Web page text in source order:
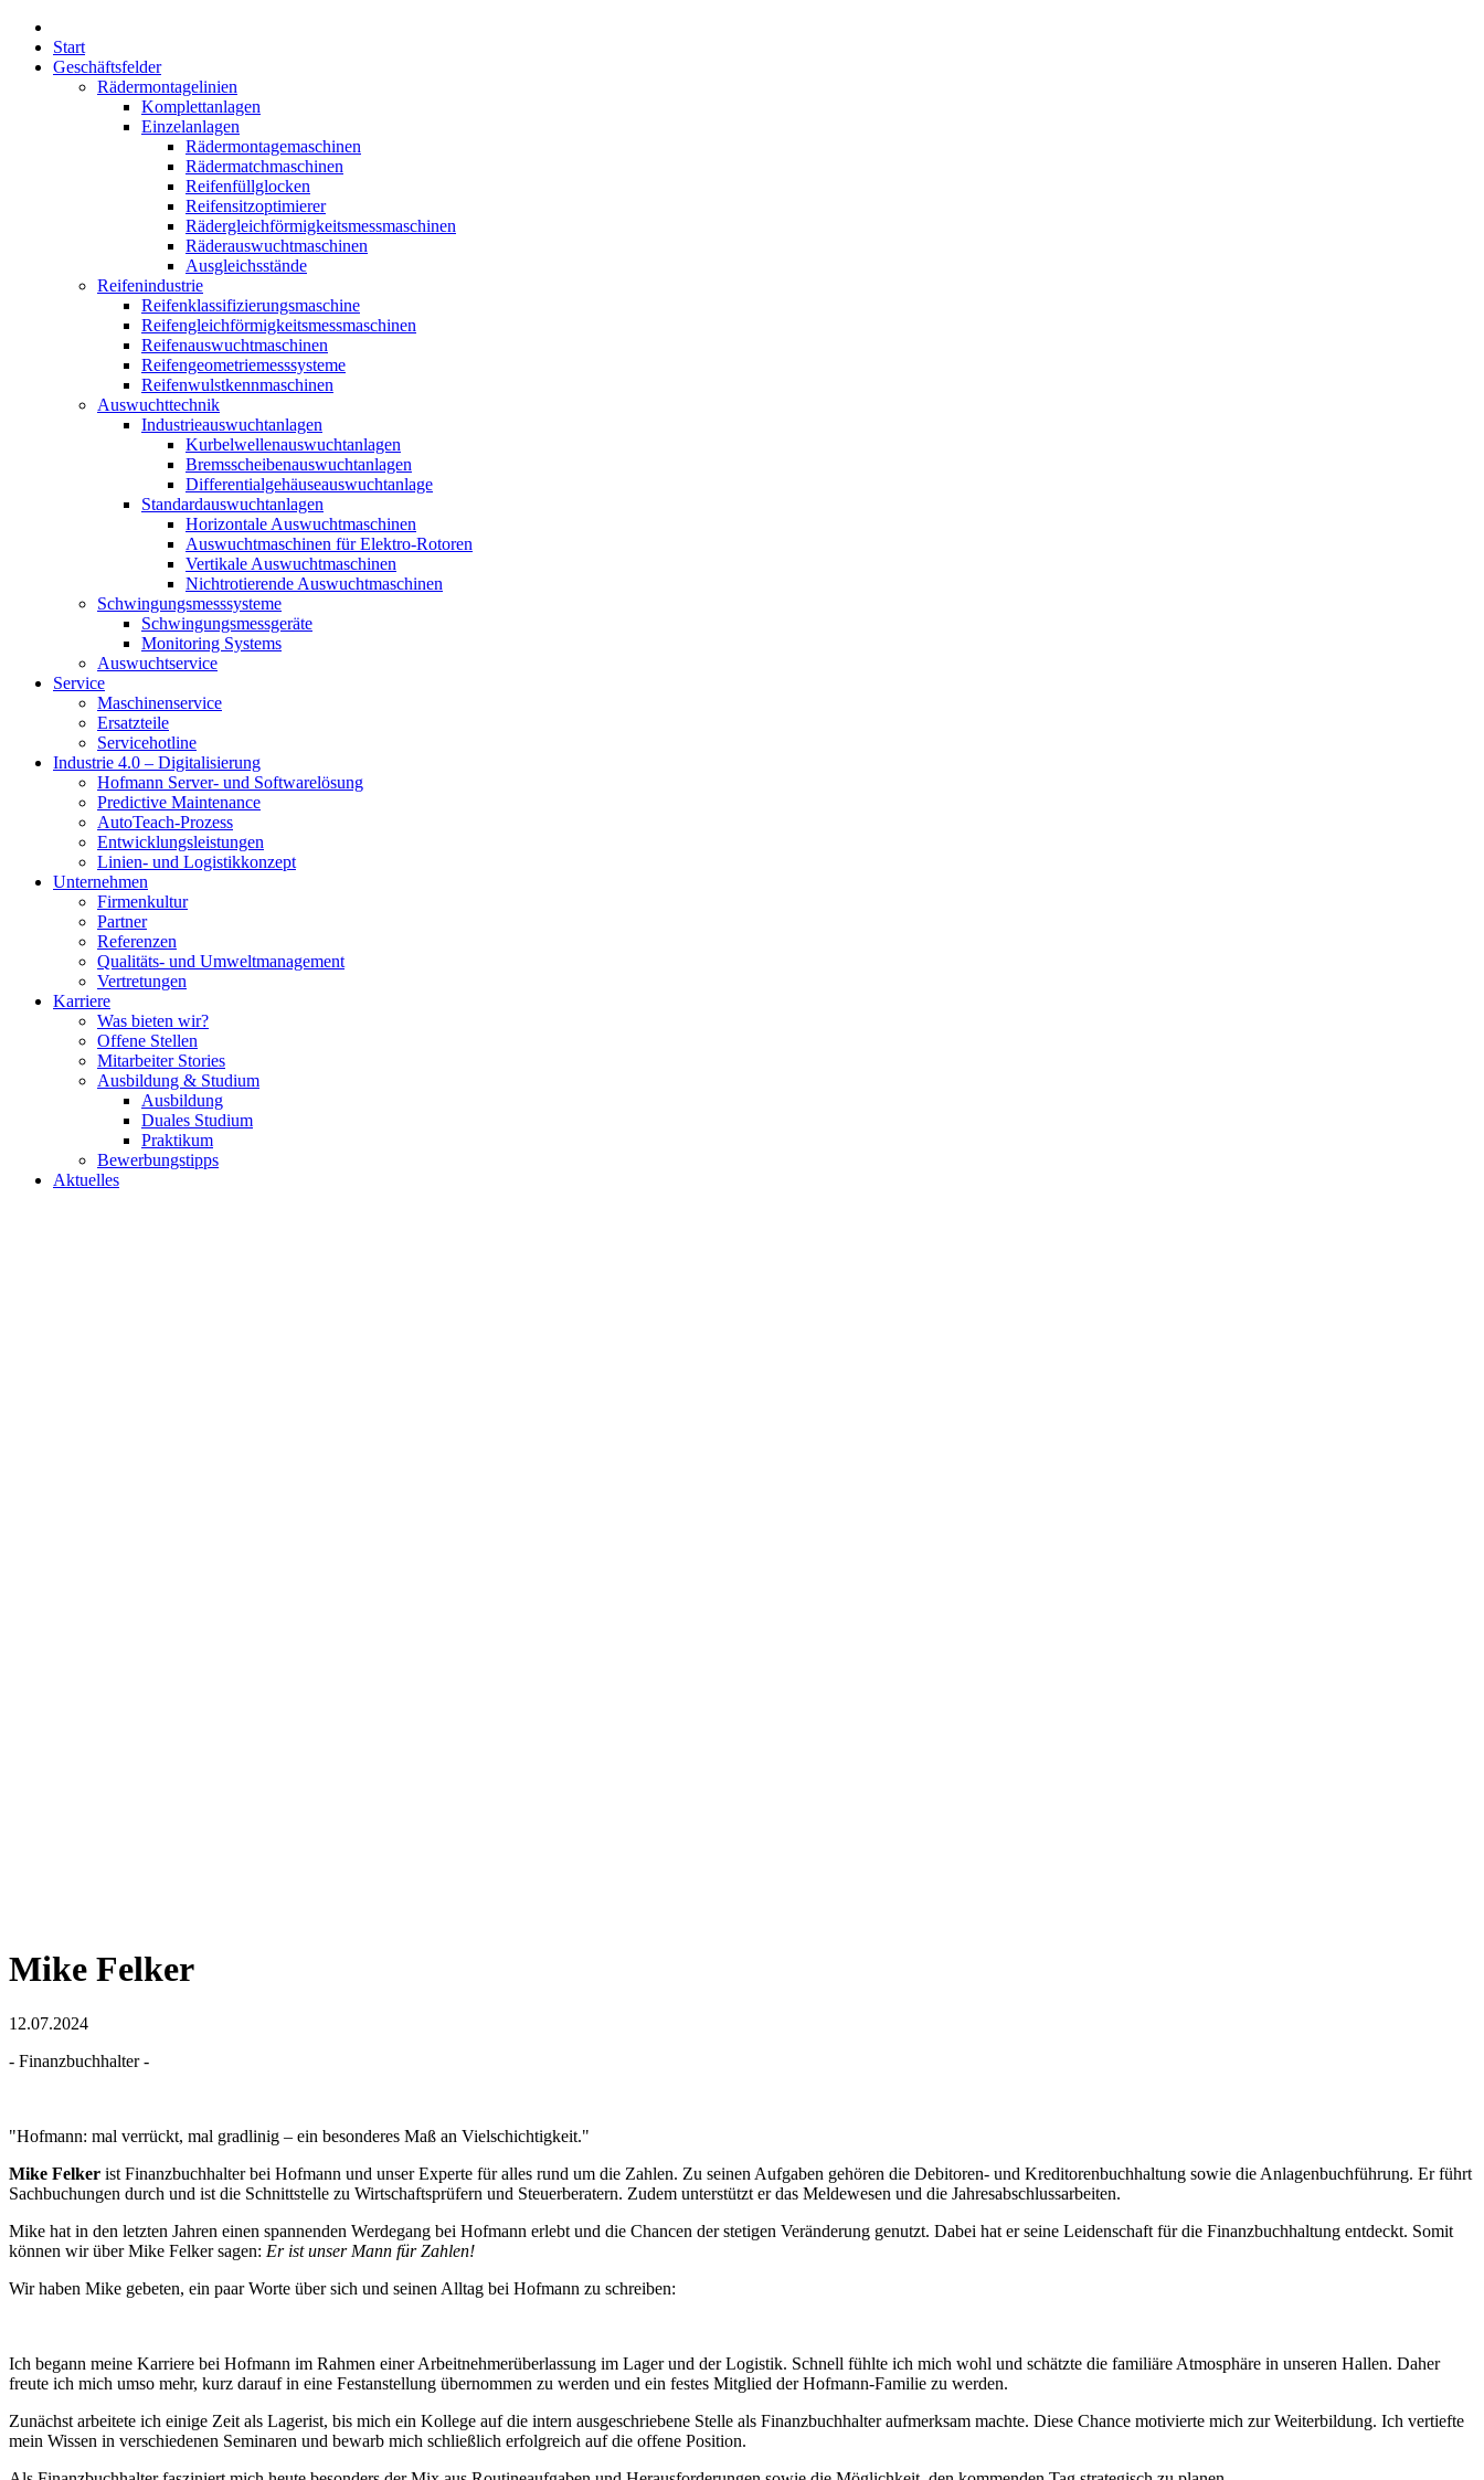
Start
Geschäftsfelder
Rädermontagelinien
Komplettanlagen
Einzelanlagen
Rädermontagemaschinen
Rädermatchmaschinen
Reifenfüllglocken
Reifensitzoptimierer
Rädergleichförmigkeitsmessmaschinen
Räderauswuchtmaschinen
Ausgleichsstände
Reifenindustrie
Reifenklassifizierungsmaschine
Reifengleichförmigkeitsmessmaschinen
Reifenauswuchtmaschinen
Reifengeometriemesssysteme
Reifenwulstkennmaschinen
Auswuchttechnik
Industrieauswuchtanlagen
Kurbelwellenauswuchtanlagen
Bremsscheibenauswuchtanlagen
Differentialgehäuseauswuchtanlage
Standardauswuchtanlagen
Horizontale Auswuchtmaschinen
Auswuchtmaschinen für Elektro-Rotoren
Vertikale Auswuchtmaschinen
Nichtrotierende Auswuchtmaschinen
Schwingungsmesssysteme
Schwingungsmessgeräte
Monitoring Systems
Auswuchtservice
Service
Maschinenservice
Ersatzteile
Servicehotline
Industrie 4.0 – Digitalisierung
Hofmann Server- und Softwarelösung
Predictive Maintenance
AutoTeach-Prozess
Entwicklungsleistungen
Linien- und Logistikkonzept
Unternehmen
Firmenkultur
Partner
Referenzen
Qualitäts- und Umweltmanagement
Vertretungen
Karriere
Was bieten wir?
Offene Stellen
Mitarbeiter Stories
Ausbildung & Studium
Ausbildung
Duales Studium
Praktikum
Bewerbungstipps
Aktuelles
Mike Felker
12.07.2024
- Finanzbuchhalter -
"Hofmann: mal verrückt, mal gradlinig – ein besonderes Maß an Vielschichtigkeit."
Mike Felker ist Finanzbuchhalter bei Hofmann und unser Experte für alles rund um die Zahlen. Zu seinen Aufgaben gehören die Debitoren- und Kreditorenbuchhaltung sowie die Anlagenbuchführung. Er führt
Sachbuchungen durch und ist die Schnittstelle zu Wirtschaftsprüfern und Steuerberatern. Zudem unterstützt er das Meldewesen und die Jahresabschlussarbeiten.
Mike hat in den letzten Jahren einen spannenden Werdegang bei Hofmann erlebt und die Chancen der stetigen Veränderung genutzt. Dabei hat er seine Leidenschaft für die Finanzbuchhaltung entdeckt. Somit
können wir über Mike Felker sagen: Er ist unser Mann für Zahlen!
Wir haben Mike gebeten, ein paar Worte über sich und seinen Alltag bei Hofmann zu schreiben:
Ich begann meine Karriere bei Hofmann im Rahmen einer Arbeitnehmerüberlassung im Lager und der Logistik. Schnell fühlte ich mich wohl und schätzte die familiäre Atmosphäre in unseren Hallen. Daher
freute ich mich umso mehr, kurz darauf in eine Festanstellung übernommen zu werden und ein festes Mitglied der Hofmann-Familie zu werden.
Zunächst arbeitete ich einige Zeit als Lagerist, bis mich ein Kollege auf die intern ausgeschriebene Stelle als Finanzbuchhalter aufmerksam machte. Diese Chance motivierte mich zur Weiterbildung. Ich vertiefte
mein Wissen in verschiedenen Seminaren und bewarb mich schließlich erfolgreich auf die offene Position.